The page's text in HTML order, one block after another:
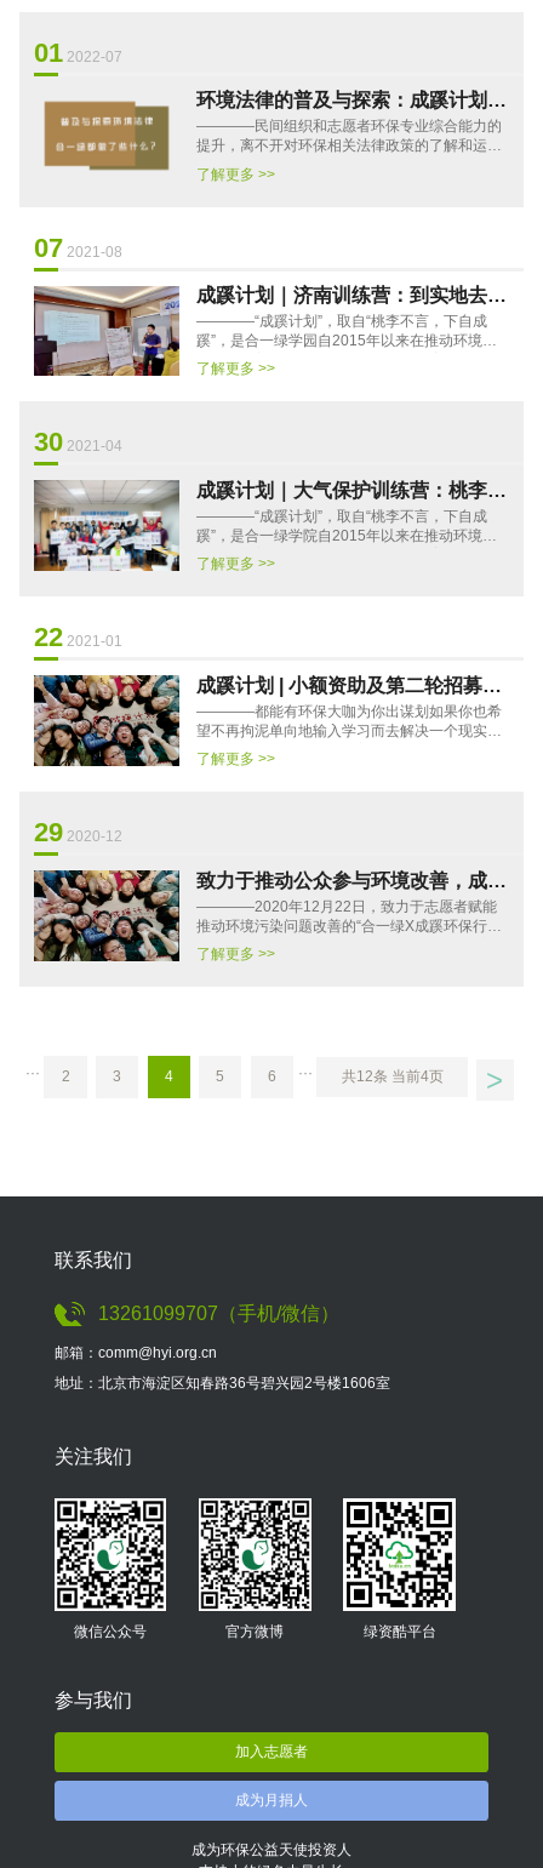
01 2022-07
环境法律的普及与探索：成蹊计划都
做了些什么？
————民间组织和志愿者环保专业综合能力的
提升，离不开对环保相关法律政策的了解和运
用。合一绿学园通过系列线上课程，将诸如“环境
信息公开”、“环境影响···
了解更多 >>
07 2021-08
成蹊计划｜济南训练营：到实地去，
发现不一样的世界
————“成蹊计划”，取自“桃李不言，下自成
蹊”，是合一绿学园自2015年以来在推动环境污
染问题改善议题上长期开展的赋能培育环保公益
新力量的系列支持计划···
了解更多 >>
30 2021-04
成蹊计划｜大气保护训练营：桃李不
言 下自成蹊
————“成蹊计划”，取自“桃李不言，下自成
蹊”，是合一绿学院自2015年以来在推动环境污
染问题改善议题上长期开展的赋能培育环保公益
新力量的系列支持计划···
了解更多 >>
22 2021-01
成蹊计划 | 小额资助及第二轮招募上
线！
————都能有环保大咖为你出谋划如果你也希
望不再拘泥单向地输入学习而去解决一个现实问
题如果你也愿意用行动改善一个环境问题那么，
请成为我们的伙伴吧！小···
了解更多 >>
29 2020-12
致力于推动公众参与环境改善，成蹊
计划升级启动
————2020年12月22日，致力于志愿者赋能
推动环境污染问题改善的“合一绿X成蹊环保行动
者赋能计划”在中华环保基金会、北京市企业家环
保基金会卫蓝侠项目（以···
了解更多 >>
··· 2 3 4 5 6 ··· 共12条 当前4页 >
联系我们
13261099707（手机/微信）
邮箱：comm@hyi.org.cn
地址：北京市海淀区知春路36号碧兴园2号楼1606室
关注我们
微信公众号 官方微博 绿资酷平台
参与我们
加入志愿者
成为月捐人
成为环保公益天使投资人